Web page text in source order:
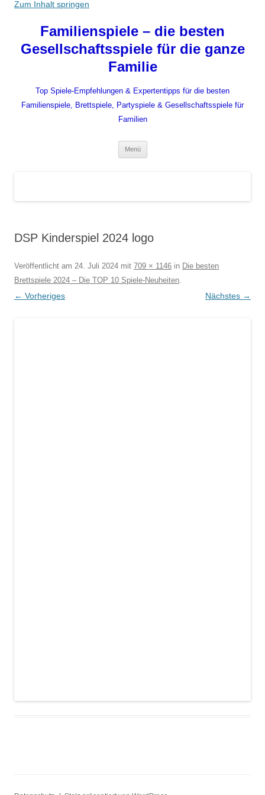
Zum Inhalt springen
Familienspiele – die besten
Gesellschaftsspiele für die ganze
Familie
Top Spiele-Empfehlungen & Expertentipps für die besten
Familienspiele, Brettspiele, Partyspiele & Gesellschaftsspiele für
Familien
Menü
DSP Kinderspiel 2024 logo
Veröffentlicht am 24. Juli 2024 mit 709 × 1146 in Die besten
Brettspiele 2024 – Die TOP 10 Spiele-Neuheiten.
← Vorheriges Nächstes →